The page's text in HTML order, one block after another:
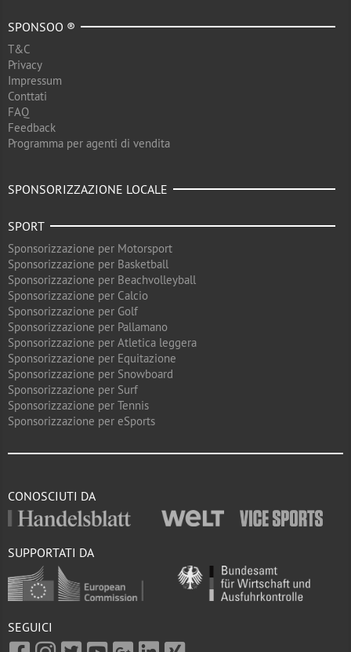
SPONSOO ®
T&C
Privacy
Impressum
Conttati
FAQ
Feedback
Programma per agenti di vendita
SPONSORIZZAZIONE LOCALE
SPORT
Sponsorizzazione per Motorsport
Sponsorizzazione per Basketball
Sponsorizzazione per Beachvolleyball
Sponsorizzazione per Calcio
Sponsorizzazione per Golf
Sponsorizzazione per Pallamano
Sponsorizzazione per Atletica leggera
Sponsorizzazione per Equitazione
Sponsorizzazione per Snowboard
Sponsorizzazione per Surf
Sponsorizzazione per Tennis
Sponsorizzazione per eSports
CONOSCIUTI DA
SUPPORTATI DA
SEGUICI